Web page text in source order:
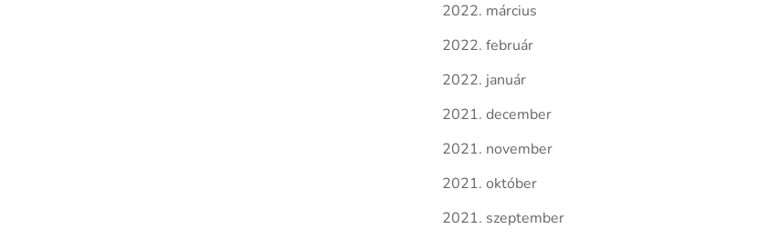
2022. március
2022. február
2022. január
2021. december
2021. november
2021. október
2021. szeptember